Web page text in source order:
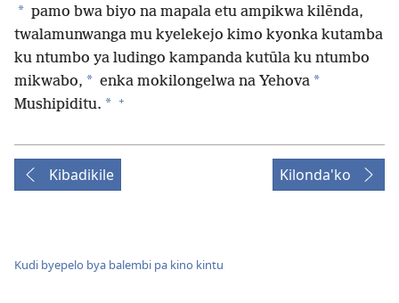
* pamo bwa biyo na mapala etu ampikwa kilēnda,
twalamunwanga mu kyelekejo kimo kyonka kutamba
ku ntumbo ya ludingo kampanda kutūla ku ntumbo
mikwabo, * enka mokilongelwa na Yehova *
Mushipiditu. * +
Kibadikile Kilonda'ko
Kudi byepelo bya balembi pa kino kintu